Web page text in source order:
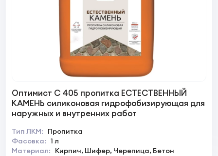
Оптимист C 405 пропитка ЕСТЕСТВЕННЫЙ
КАМЕНЬ силиконовая гидрофобизирующая для
наружных и внутренних работ
Тип ЛКМ:
Пропитка
Фасовка: 1 л
Материал:
Кирпич, Шифер, Черепица, Бетон